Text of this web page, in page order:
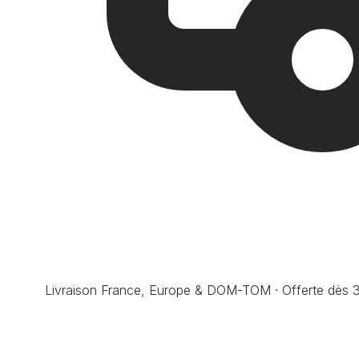
Livraison France, Europe & DOM-TOM · Offerte dès